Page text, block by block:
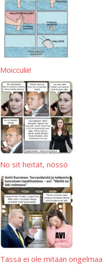
Moicculiii!
No sit heität, nössö
Tässä ei ole mitään ongelmaa